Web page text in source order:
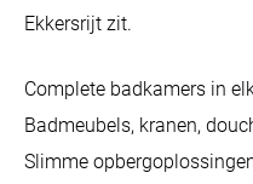
Ekkersrijt zit.
Complete badkamers in
Badmeubels, kranen,
Slimme